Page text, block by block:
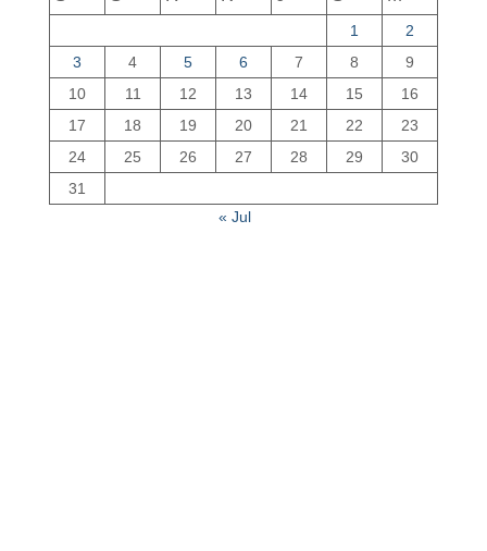
1
2
3
4 5 6 7 8
9
10
11 12 13 14 15
16
17
18 19 20 21 22
23
24
25 26 27 28 29
30
31
« Jul